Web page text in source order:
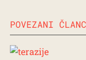
POVEZANI